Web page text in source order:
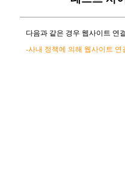
다음과 같은 경우 웹사이트 연
-사내 정책에 의해 웹사이트